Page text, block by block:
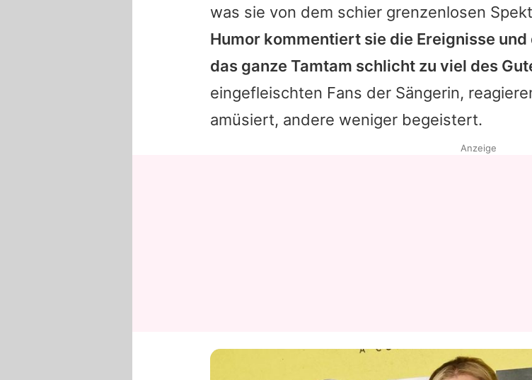
Team
Redaktionelle
Impressum
was sie von dem schier grenzenlosen
Humor kommentiert sie die Ereignisse
das ganze Tamtam schlicht zu viel des
eingefleischten Fans der Sängerin,
amüsiert, andere weniger begeistert.
Anzeige